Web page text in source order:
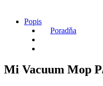
Popis
Poradňa
Mi Vacuum Mop